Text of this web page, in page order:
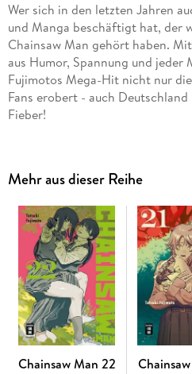
Wer sich in den letzten Jahren
und Manga beschäftigt hat, der
Chainsaw Man gehört haben.
aus Humor, Spannung und jeder
Fujimotos Mega-Hit nicht nur
Fans erobert - auch
Fieber!
wie es weitergehen soll: Ein ganz
ihm diese Entscheidung nicht
bereiten, stellt Yoshida Denji
Mädchen vor, das ihn ziemlich
"Blutig, lustig und
- Manga Passion.
Mehr aus dieser Reihe
Chainsaw Man 22